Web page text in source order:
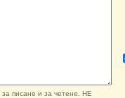
писане и за четене. НЕ